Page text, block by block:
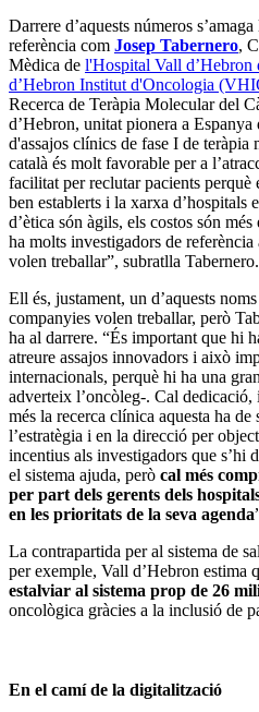
Darrere d’aquests números
referència com Josep Tabernero,
Mèdica de l'Hospital Vall d’Hebron
d’Hebron Institut d'Oncologia
Recerca de Teràpia Molecular del
d’Hebron, unitat pionera a
d'assajos clínics de fase I de teràpia
català és molt favorable per a
facilitat per reclutar pacients perquè
ben establerts i la xarxa d’hospitals
d’ètica són àgils, els costos són
ha molts investigadors de
volen treballar”, subratlla Tabernero.
Ell és, justament, un d’aquests
companyies volen treballar, però
ha al darrere. “És important que hi
atreure assajos innovadors i això
internacionals, perquè hi ha una
adverteix l’oncòleg-. Cal
més la recerca clínica aquesta ha
l’estratègia i en la direcció per
incentius als investigadors que s’hi
el sistema ajuda, però cal més
per part dels gerents dels
en les prioritats de la seva agenda
La contrapartida per al sistema de
per exemple, Vall d’Hebron estima
estalviar al sistema prop de 26
oncològica gràcies a la inclusió de
En el camí de la digitalització